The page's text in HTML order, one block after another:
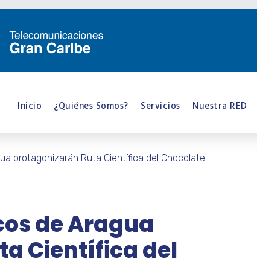
Inicio ¿Quiénes Somos? Servicios Nuestra RED
protagonizarán Ruta Científica del Chocolate
de Aragua
Científica del